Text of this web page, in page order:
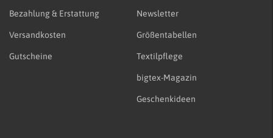
Bezahlung & Erstattung
Versandkosten
Gutscheine
Newsletter
Größentabellen
Textilpflege
bigtex-Magazin
Geschenkideen